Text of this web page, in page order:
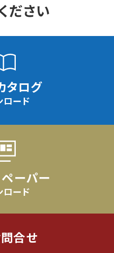
ださい
タログ
ロード
ーパー
ロード
合せ